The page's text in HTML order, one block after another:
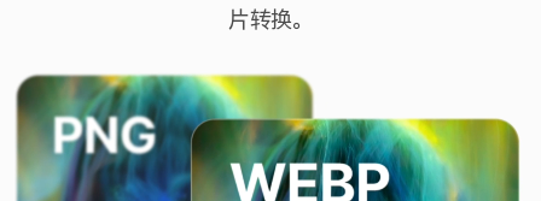
片转换。